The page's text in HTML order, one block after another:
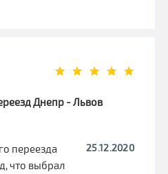
Днепр - Львов
25.12.2020
переезда
что выбрал